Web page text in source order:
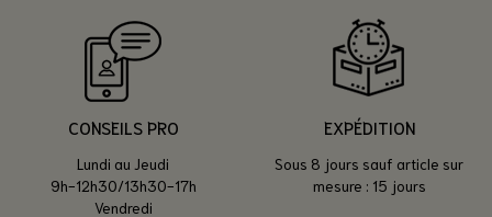
CONSEILS PRO
Lundi au Jeudi
9h-12h30/13h30-17h
Vendredi
EXPÉDITION
Sous 8 jours sauf article sur
mesure : 15 jours